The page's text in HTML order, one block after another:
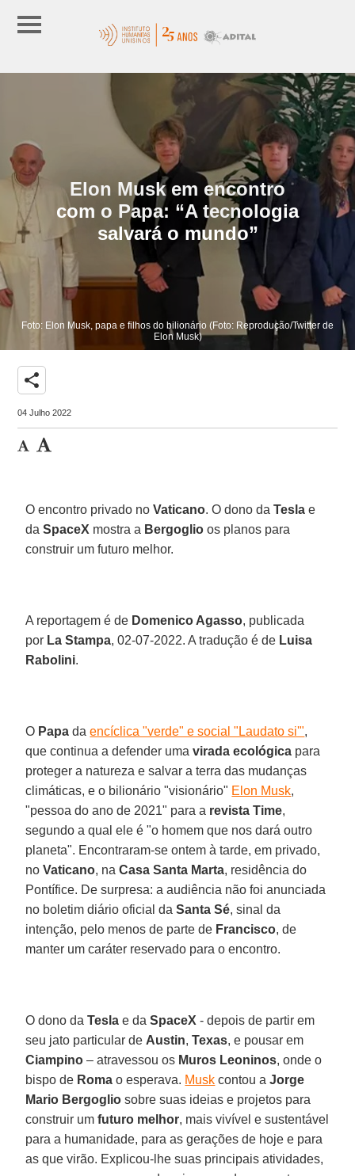
Elon Musk em encontro
com o Papa: “A tecnologia
salvará o mundo”
Foto: Elon Musk, papa e filhos do bilionário (Foto: Reprodução/Twitter de
Elon Musk)
share
04 Julho 2022
O encontro privado noVaticano. O dono daTesla e
daSpaceX mostra a Bergoglio os planos para
construir um futuro melhor.
A reportagem é de Domenico Agasso, publicada
por La Stampa, 02-07-2022. A tradução é de Luisa
Rabolini.
O Papa daencíclica "verde" e social "Laudato si'",
que continua a defender umavirada ecológica para
proteger a natureza e salvar a terra das mudanças
climáticas, e o bilionário "visionário" Elon Musk,
"pessoa do ano de 2021" para a revista Time,
segundo a qual ele é "o homem que nos dará outro
planeta". Encontraram-se ontem à tarde, em privado,
noVaticano, naCasa Santa Marta, residência do
Pontífice. De surpresa: a audiência não foi anunciada
no boletim diário oficial daSanta Sé, sinal da
intenção, pelo menos de parte de Francisco, de
manter um caráter reservado para o encontro.
O dono daTesla e daSpaceX - depois de partir em
seu jato particular de Austin,Texas, e pousar em
Ciampino – atravessou os Muros Leoninos, onde o
bispo de Roma o esperava. Musk contou aJorge
Mario Bergoglio sobre suas ideias e projetos para
construir umfuturo melhor, mais vivível e sustentável
para a humanidade, para as gerações de hoje e para
as que virão. Explicou-lhe suas principais atividades,